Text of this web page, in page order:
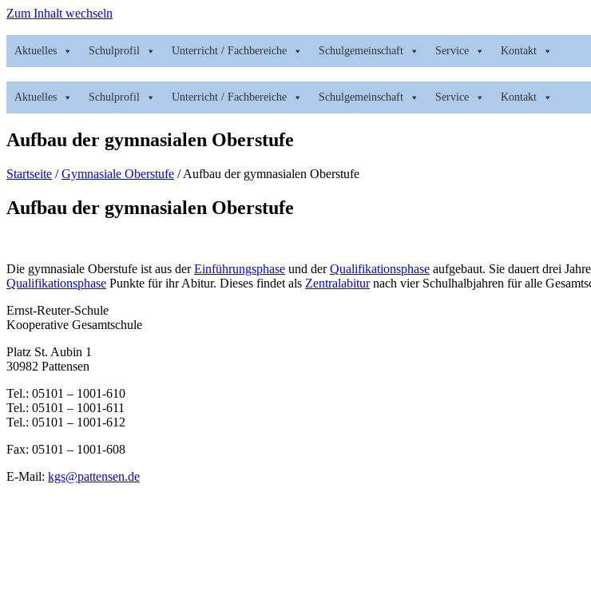
Zum Inhalt wechseln
Aktuelles Schulprofil Unterricht / Fachbereiche Schulgemeinschaft Service Kontakt
Aktuelles Schulprofil Unterricht / Fachbereiche Schulgemeinschaft Service Kontakt
Aufbau der gymnasialen Oberstufe
Startseite /Gymnasiale Oberstufe /Aufbau der gymnasialen Oberstufe
Aufbau der gymnasialen Oberstufe
Die gymnasiale Oberstufe ist aus derEinführungsphase und derQualifikationsphase aufgebaut. Sie dauert drei
Qualifikationsphase Punkte für ihr Abitur. Dieses findet als Zentralabiturnach vier Schulhalbjahren für alle
Ernst-Reuter-Schule
Kooperative Gesamtschule
Platz St. Aubin 1
30982 Pattensen
Tel.: 05101 – 1001-610
Tel.: 05101 – 1001-611
Tel.: 05101 – 1001-612
Fax: 05101 – 1001-608
E-Mail: kgs@pattensen.de